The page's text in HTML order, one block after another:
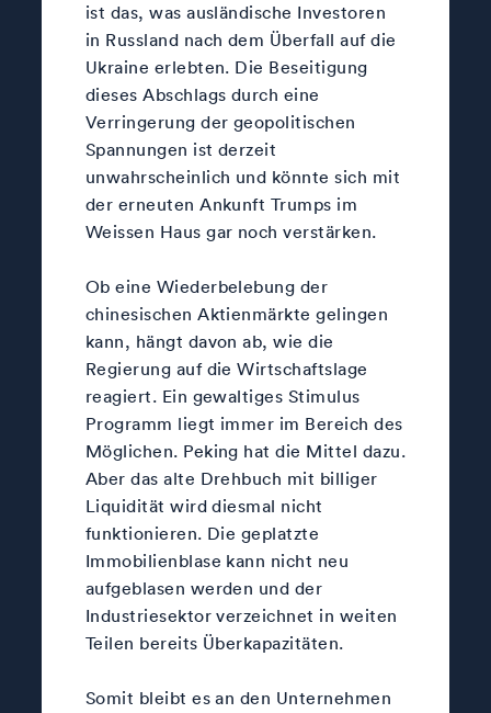
ist das, was ausländische Investoren
in Russland nach dem Überfall auf die
Ukraine erlebten. Die Beseitigung
dieses Abschlags durch eine
Verringerung der geopolitischen
Spannungen ist derzeit
unwahrscheinlich und könnte sich mit
der erneuten Ankunft Trumps im
Weissen Haus gar noch verstärken.
Ob eine Wiederbelebung der
chinesischen Aktienmärkte gelingen
kann, hängt davon ab, wie die
Regierung auf die Wirtschaftslage
reagiert. Ein gewaltiges Stimulus
Programm liegt immer im Bereich des
Möglichen. Peking hat die Mittel dazu.
Aber das alte Drehbuch mit billiger
Liquidität wird diesmal nicht
funktionieren. Die geplatzte
Immobilienblase kann nicht neu
aufgeblasen werden und der
Industriesektor verzeichnet in weiten
Teilen bereits Überkapazitäten.
Somit bleibt es an den Unternehmen